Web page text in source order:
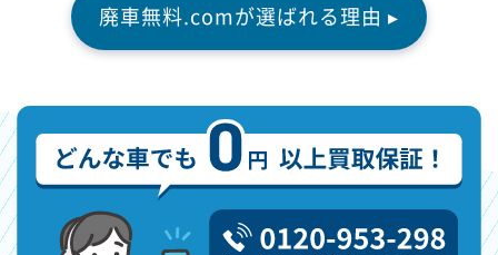
廃車無料.comが選ばれる理由 ▸